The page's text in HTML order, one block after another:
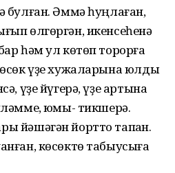
булған. Әммә һуңлаған,
өлгөргән, икенсеһенә
һәм ул көтөп торорға
үҙе хужаларына юлды
үҙе йүгерә, үҙе артына
юҡмы- тикшерә.
йәшәгән йортто тапҡан.
көсөктө табыусыға